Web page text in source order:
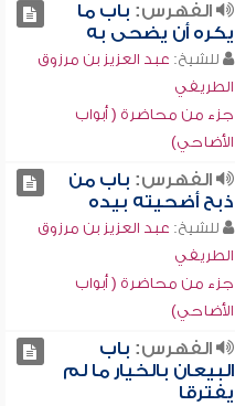
الفهرس: باب ما
يكره أن يضحى به
للشيخ: عبد العزيز بن مرزوق
الطريفي
جزء من محاضرة ( أبواب
الأضاحي)
الفهرس: باب من
ذبح أضحيته بيده
للشيخ: عبد العزيز بن مرزوق
الطريفي
جزء من محاضرة ( أبواب
الأضاحي)
الفهرس: باب
البيعان بالخيار ما لم
يفترقا